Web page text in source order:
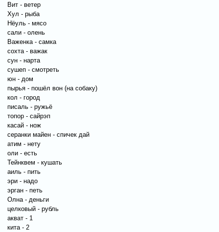
Вит - ветер
Хул - рыба
Нёуль - мясо
сали - олень
Важенка - самка
сохта - важак
сун - нарта
сушеп - смотреть
юн - дом
пырья - пошёл вон (на собаку)
кол - город
писаль - ружьё
топор - сайрэп
касай - нож
серанки майен - спичек дай
атим - нету
оли - есть
Тейнквем - кушать
аиль - пить
эри - надо
эрган - петь
Олна - деньги
целковый - рубль
акват - 1
кита - 2